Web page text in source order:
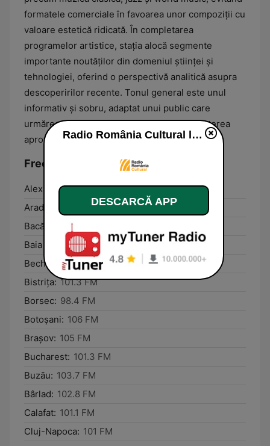
formatele comerciale în favoarea unor compoziții cu
valoare estetică ridicată. În completarea
programelor artistice, stația alocă segmente
importante noutăților din domeniul științei și
tehnologiei, oferind o perspectivă analitică asupra
descoperirilor recente. Tonul general este unul
informativ și sobru, adaptat unui public care
urmărește dezvoltarea personală și cunoașterea
aprofundată a fenomenelor culturale.
Frecvențe Radio România Cultural:
Alexandria: 89.7 FM
Arad:
106.8 FM
Bacău:
101.4 FM
Baia Mare: 100.1 FM
Bechet:
91.2 FM
Bistriţa: 101.3 FM
Borsec: 98.4 FM
Botoşani: 106 FM
Braşov: 105 FM
Bucharest: 101.3 FM
Buzău: 103.7 FM
Bârlad: 102.8 FM
Calafat: 101.1 FM
Cluj-Napoca: 101 FM
Radio România Cultural live
DESCARCĂ APP